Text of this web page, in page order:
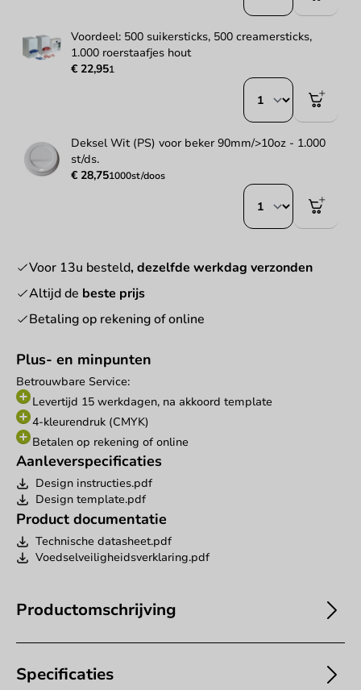
Plus- en minpunten
Betrouwbare Service:
Levertijd 15 werkdagen, na akkoord template
4-kleurendruk (CMYK)
Betalen op rekening of online
Aanleverspecificaties
Design instructies.pdf
Design template.pdf
Product documentatie
Technische datasheet.pdf
Voedselveiligheidsverklaring.pdf
Productomschrijving
Specificaties
Voordeel: 500 suikersticks, 500 creamersticks,
1.000 roerstaafjes hout
€ 22,951
Deksel Wit (PS) voor beker 90mm/>10oz - 1.000
st/ds.
€ 28,751000st/doos
Voor 13u besteld, dezelfde werkdag verzonden
Altijd de beste prijs
Betaling op rekening of online